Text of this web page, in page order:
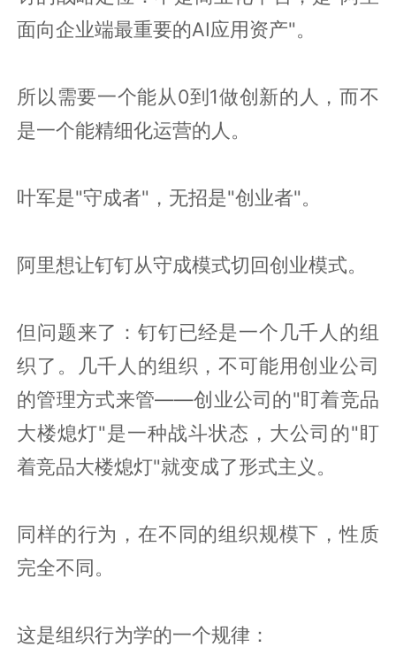
面向企业端最重要的AI应用资产"。
所以需要一个能从0到1做创新的人，而不
是一个能精细化运营的人。
叶军是"守成者"，无招是"创业者"。
阿里想让钉钉从守成模式切回创业模式。
但问题来了：钉钉已经是一个几千人的组
织了。几千人的组织，不可能用创业公司
的管理方式来管——创业公司的"盯着竞品
大楼熄灯"是一种战斗状态，大公司的"盯
着竞品大楼熄灯"就变成了形式主义。
同样的行为，在不同的组织规模下，性质
完全不同。
这是组织行为学的一个规律：